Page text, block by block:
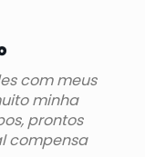
com meus
minha
prontos
compensa